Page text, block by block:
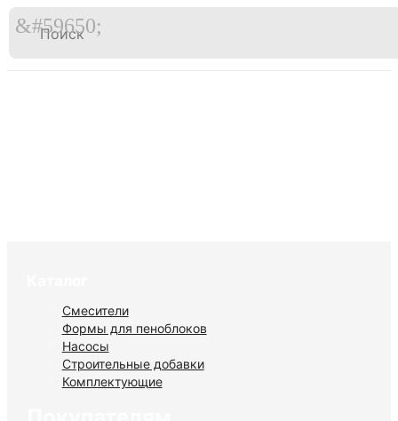
Перейти
Смесители
Формы для пеноблоков
Насосы
Строительные добавки
Комплектующие